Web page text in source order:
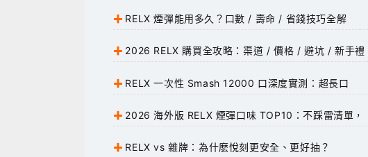
RELX 煙彈能用多久？口數 / 壽命 / 省錢技巧全解
2026 RELX 購買全攻略：渠道 / 價格 / 避坑 / 新手禮
RELX 一次性 Smash 12000 口深度實測：超長口
2026 海外版 RELX 煙彈口味 TOP10：不踩雷清單，
RELX vs 雜牌：為什麽悅刻更安全、更好抽？